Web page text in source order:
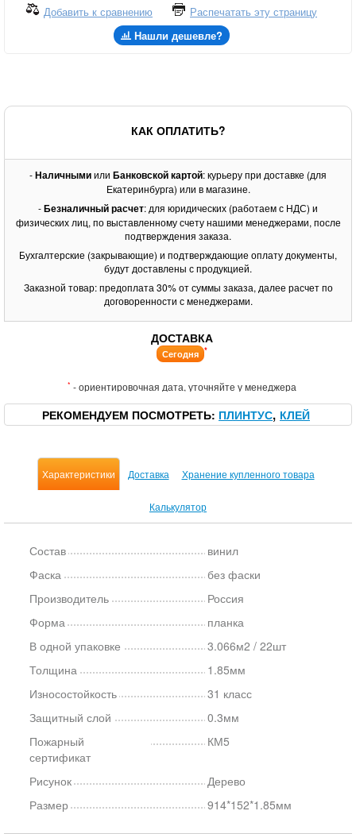
Добавить к сравнению
Распечатать эту страницу
Нашли дешевле?
КАК ОПЛАТИТЬ?
-Наличнымиили Банковской картой: курьеру при доставке (для
Екатеринбурга) или в магазине.
-Безналичный расчет: для юридических (работаем с НДС) и
физических лиц, по выставленному счету нашими менеджерами, после
подтверждения заказа.
Бухгалтерские (закрывающие) и подтверждающие оплату документы,
будут доставлены с продукцией.
Заказной товар: предоплата 30% от суммы заказа, далее расчет по
договоренности с менеджерами.
ДОСТАВКА
Сегодня *
* - ориентировочная дата, уточняйте у менеджера
РЕКОМЕНДУЕМ ПОСМОТРЕТЬ ПЛИНТУС КЛЕЙ
Характеристики Доставка Хранение купленного товара
Калькулятор
Состав
винил
Фаска
без фаски
Производитель
Россия
Форма
планка
В одной упаковке
3.066м2 / 22шт
Толщина
1.85мм
Износостойкость
31 класс
Защитный слой
0.3мм
Пожарный
сертификат
КМ5
Рисунок
Дерево
Размер
914*152*1.85мм